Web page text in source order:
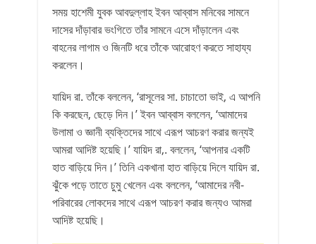
সময় হাশেমী যুবক আবদুল্লাহ ইবন আব্বাস মনিবের সামনে
দাসের দাঁড়াবার ভংগিতে তাঁর সামনে এসে দাঁড়ালেন এবং
বাহনের লাগাম ও জিনটি ধরে তাঁকে আরোহণ করতে সাহায্য
করলেন।
যায়িদ রা. তাঁকে বললেন, ‘রাসূলের সা. চাচাতো ভাই, এ আপনি
কি করছেন, ছেড়ে দিন।’ ইবন আব্বাস বললেন, ‘আমাদের
উলামা ও জ্ঞানী ব্যক্তিদের সাথে এরূপ আচরণ করার জন্যই
আমরা আদিষ্ট হয়েছি।’ যায়িদ রা,. বললেন, ‘আপনার একটি
হাত বাড়িয়ে দিন।’ তিনি একখানা হাত বাড়িয়ে দিলে যায়িদ রা.
ঝুঁকে পড়ে তাতে চুমু খেলেন এবং বললেন, ‘আমাদের নবী-
পরিবারের লোকদের সাথে এরূপ আচরণ করার জন্যও আমরা
আদিষ্ট হয়েছি।